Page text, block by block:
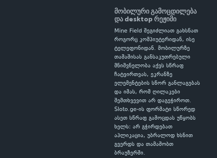
მობილური გამოცდილება
და desktop რეჟიმი
Mine Field შეგიძლიათ გახსნათ
როგორც კომპიუტერიდან, ისე
ტელეფონიდან. მობილურზე
თამაშისას განსაკუთრებული
მნიშვნელობა აქვს სწრაფ
ჩატვირთვას, ეკრანზე
ელემენტების სწორ განლაგებას
და იმას, რომ ღილაკები
შემთხვევით არ დაგეჭიროთ.
Sloto.ge-ის ფორმატი სწორედ
ასეთ სწრაფ გამოცდას უწყობს
ხელს: არ გჭირდებათ
აპლიკაცია, უბრალოდ ხსნით
გვერდს და თამაშობთ
ბრაუზერში.